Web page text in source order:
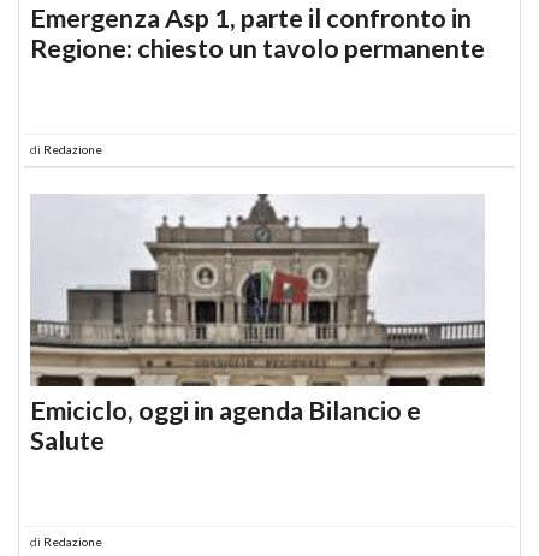
Emergenza Asp 1, parte il confronto in
Regione: chiesto un tavolo permanente
di Redazione
Emiciclo, oggi in agenda Bilancio e
Salute
di Redazione